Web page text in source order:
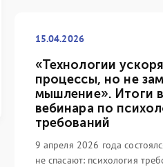
только) по отношению к данной
Подробнее
15.04.2026
«Технологии
процессы, но не
мышление». Итоги
вебинара по
требований
9 апреля 2026 года
не спасают: психология